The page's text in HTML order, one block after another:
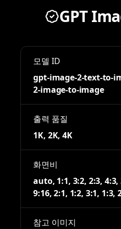
GPT
모델 ID
gpt-image-2-text-to-
2-image-to-image
출력 품질
1K, 2K, 4K
화면비
auto, 1:1, 3:2, 2:3, 4:3,
9:16, 2:1, 1:2, 3:1, 1:3,
참고 이미지